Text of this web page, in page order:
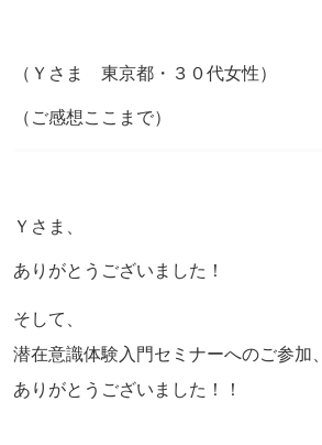
（Ｙさま 東京都・３０代女性）
（ご感想ここまで）
Ｙさま、
ありがとうございました！
そして、
潜在意識体験入門セミナーへのご参加、
ありがとうございました！！